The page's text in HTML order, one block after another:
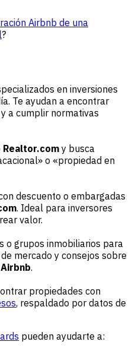
Airbnb de una
?
en inversiones
Te ayudan a encontrar
a cumplir normativas
Realtor.com y busca
o «propiedad en
descuento o embargadas
. Ideal para inversores
valor.
o grupos inmobiliarios para
mercado y consejos sobre
.
propiedades con
, respaldado por datos de
pueden ayudarte a: